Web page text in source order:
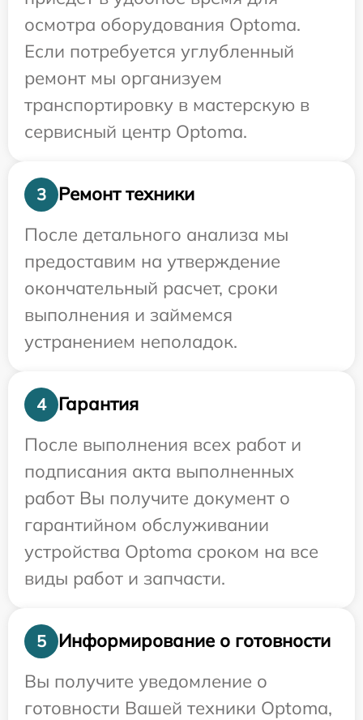
осмотра оборудования Optoma.
Если потребуется углубленный
ремонт мы организуем
транспортировку в мастерскую в
сервисный центр Optoma.
3
Ремонт техники
После детального анализа мы
предоставим на утверждение
окончательный расчет, сроки
выполнения и займемся
устранением неполадок.
4
Гарантия
После выполнения всех работ и
подписания акта выполненных
работ Вы получите документ о
гарантийном обслуживании
устройства Optoma сроком на все
виды работ и запчасти.
5
Информирование о готовности
Вы получите уведомление о
готовности Вашей техники Optoma,